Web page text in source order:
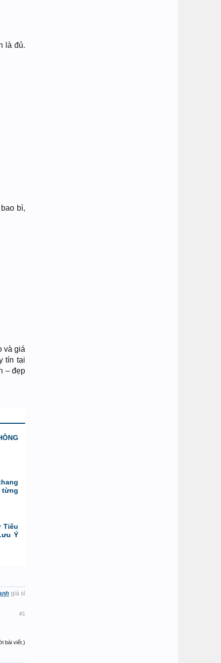
là đủ.
bì,
và giá
tín tại
– đẹp
từng
Tiêu
Ý
giá sỉ
#1
bài viết.)